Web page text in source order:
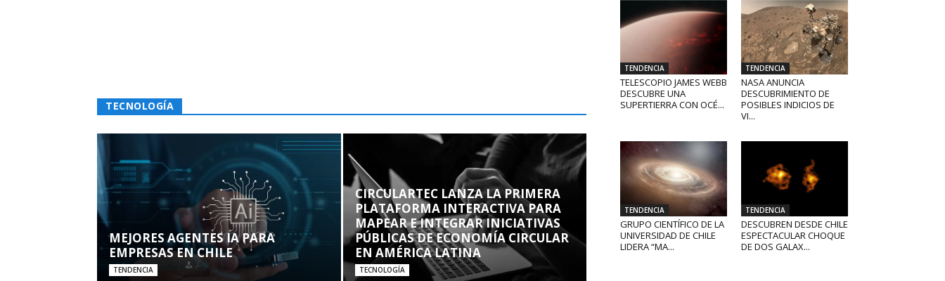
TECNOLOGÍA
MEJORES AGENTES IA PARA
EMPRESAS EN CHILE
TENDENCIA
CIRCULARTEC LANZA LA PRIMERA
PLATAFORMA INTERACTIVA PARA
MAPEAR E INTEGRAR INICIATIVAS
PÚBLICAS DE ECONOMÍA CIRCULAR
EN AMÉRICA LATINA
TECNOLOGÍA
TENDENCIA
TELESCOPIO JAMES WEBB
DESCUBRE UNA
SUPERTIERRA CON OCÉ...
TENDENCIA
NASA ANUNCIA
DESCUBRIMIENTO DE
POSIBLES INDICIOS DE
VI...
TENDENCIA
GRUPO CIENTÍFICO DE LA
UNIVERSIDAD DE CHILE
LIDERA “MA...
TENDENCIA
DESCUBREN DESDE CHILE
ESPECTACULAR CHOQUE
DE DOS GALAX...